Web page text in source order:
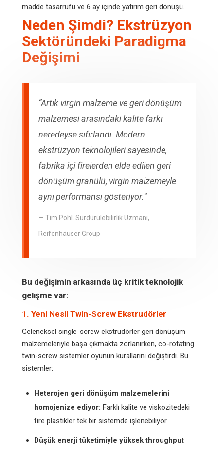
madde tasarrufu ve 6 ay içinde yatırım geri dönüşü.
Neden Şimdi? Ekstrüzyon
Sektöründeki Paradigma
Değişimi
“Artık virgin malzeme ve geri dönüşüm
malzemesi arasındaki kalite farkı
neredeyse sıfırlandı. Modern
ekstrüzyon teknolojileri sayesinde,
fabrika içi firelerden elde edilen geri
dönüşüm granülü, virgin malzemeyle
aynı performansı gösteriyor.”
— Tim Pohl, Sürdürülebilirlik Uzmanı,
Reifenhäuser Group
Bu değişimin arkasında üç kritik teknolojik
gelişme var:
1. Yeni Nesil Twin-Screw Ekstrudörler
Geleneksel single-screw ekstrudörler geri dönüşüm
malzemeleriyle başa çıkmakta zorlanırken, co-rotating
twin-screw sistemler oyunun kurallarını değiştirdi. Bu
sistemler:
Heterojen geri dönüşüm malzemelerini
homojenize ediyor: Farklı kalite ve viskozitedeki
fire plastikler tek bir sistemde işlenebiliyor
Düşük enerji tüketimiyle yüksek throughput